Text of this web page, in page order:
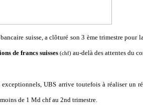
suisse, a clôturé son 3 ème trimestre pour
de francs suisses (chf) au-delà des attentes du
exceptionnels, UBS arrive toutefois à réaliser
de 1 Md chf au 2nd trimestre.